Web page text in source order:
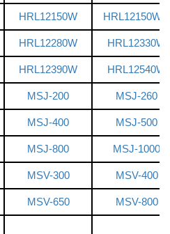
HRL12150W HRL12150WG
HRL12280W HRL12330W
HRL12390W HRL12540W
MSJ-200 MSJ-260
MSJ-400 MSJ-500
MSJ-800 MSJ-1000
MSV-300 MSV-400
MSV-650 MSV-800